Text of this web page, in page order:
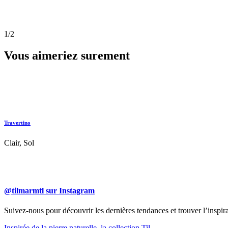
1/2
Vous aimeriez surement
Travertino
Clair, Sol
@tilmarmtl sur Instagram
Suivez-nous pour découvrir les dernières tendances et trouver